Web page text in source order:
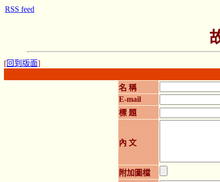
[回到版面]
名 稱
E-mail
標 題
內 文
附加圖檔
RSS feed